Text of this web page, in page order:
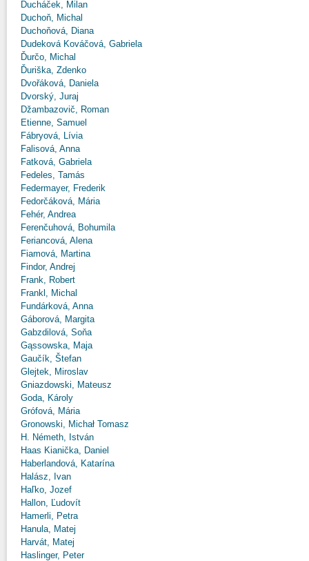
Ducháček, Milan
Duchoň, Michal
Duchoňová, Diana
Dudeková Kováčová, Gabriela
Ďurčo, Michal
Ďuriška, Zdenko
Dvořáková, Daniela
Dvorský, Juraj
Džambazovič, Roman
Etienne, Samuel
Fábryová, Lívia
Falisová, Anna
Fatková, Gabriela
Fedeles, Tamás
Federmayer, Frederik
Fedorčáková, Mária
Fehér, Andrea
Ferenčuhová, Bohumila
Feriancová, Alena
Fiamová, Martina
Findor, Andrej
Frank, Robert
Frankl, Michal
Fundárková, Anna
Gáborová, Margita
Gabzdilová, Soňa
Gąssowska, Maja
Gaučík, Štefan
Glejtek, Miroslav
Gniazdowski, Mateusz
Goda, Károly
Grófová, Mária
Gronowski, Michał Tomasz
H. Németh, István
Haas Kianička, Daniel
Haberlandová, Katarína
Halász, Ivan
Haľko, Jozef
Hallon, Ľudovít
Hamerli, Petra
Hanula, Matej
Harvát, Matej
Haslinger, Peter